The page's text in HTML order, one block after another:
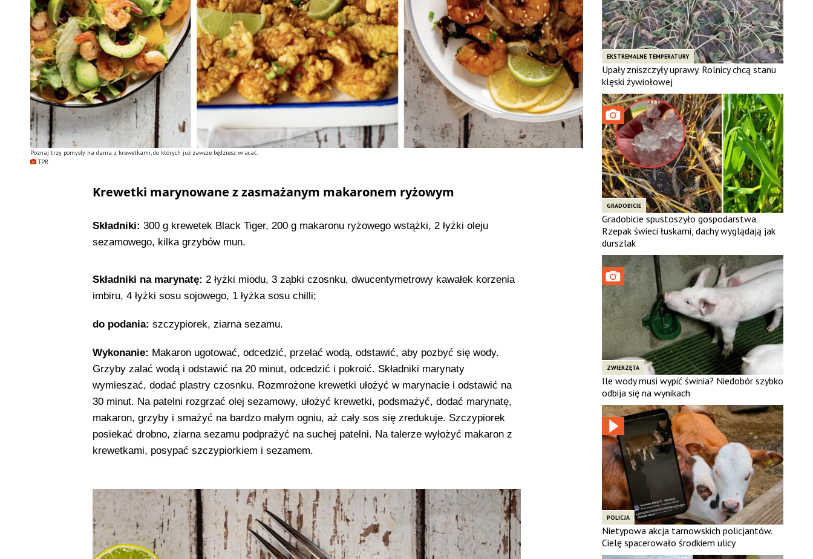
Poznaj trzy pomysły na dania z krewetkami, do których już zawsze będziesz wracać.
TPR
Krewetki marynowane z zasmażanym makaronem ryżowym
Składniki: 300 g krewetek Black Tiger, 200 g makaronu ryżowego wstążki, 2 łyżki oleju
sezamowego, kilka grzybów mun.
Składniki na marynatę: 2 łyżki miodu, 3 ząbki czosnku, dwucentymetrowy kawałek korzenia
imbiru, 4 łyżki sosu sojowego, 1 łyżka sosu chilli;
do podania: szczypiorek, ziarna sezamu.
Wykonanie: Makaron ugotować, odcedzić, przelać wodą, odstawić, aby pozbyć się wody.
Grzyby zalać wodą i odstawić na 20 minut, odcedzić i pokroić. Składniki marynaty
wymieszać, dodać plastry czosnku. Rozmrożone krewetki ułożyć w marynacie i odstawić na
30 minut. Na patelni rozgrzać olej sezamowy, ułożyć krewetki, podsmażyć, dodać marynatę,
makaron, grzyby i smażyć na bardzo małym ogniu, aż cały sos się zredukuje. Szczypiorek
posiekać drobno, ziarna sezamu podprażyć na suchej patelni. Na talerze wyłożyć makaron z
krewetkami, posypać szczypiorkiem i sezamem.
EKSTREMALNE TEMPERATURY
Upały zniszczyły uprawy. Rolnicy chcą stanu
klęski żywiołowej
GRADOBICIE
Gradobicie spustoszyło gospodarstwa.
Rzepak świeci łuskami, dachy wyglądają jak
durszlak
ZWIERZĘTA
Ile wody musi wypić świnia? Niedobór szybko
odbija się na wynikach
POLICJA
Nietypowa akcja tarnowskich policjantów.
Cielę spacerowało środkiem ulicy